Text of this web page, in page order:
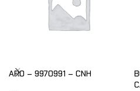
ARO – 9970991 – CNH